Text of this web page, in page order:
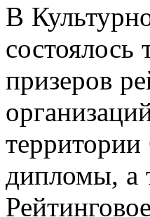
В
состоялось
призеров
дипломы, а